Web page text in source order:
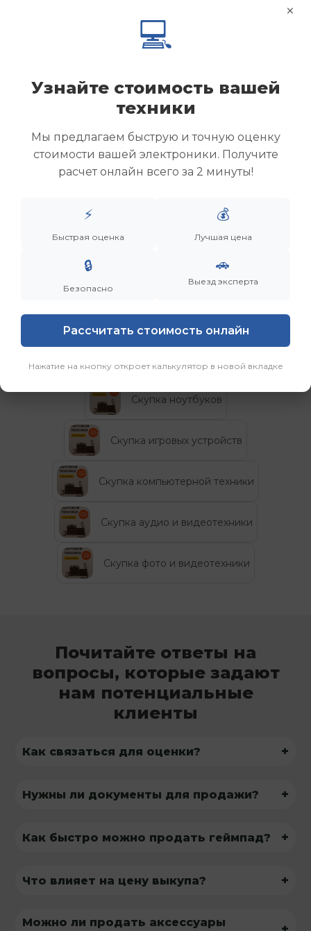
Дронов Матвей Викторович
“Мы не скупаем старую технику. Мы даем вещам
вторую жизнь, а их владельцам — новую
возможность.”
Категории
Скупка ноутбуков
Скупка игровых устройств
Скупка компьютерной техники
Скупка аудио и видеотехники
Скупка фото и видеотехники
Почитайте ответы на
вопросы, которые задают
нам потенциальные
клиенты
Как связаться для оценки? +
Нужны ли документы для продажи? +
Как быстро можно продать геймпад? +
Что влияет на цену выкупа? +
Можно ли продать аксессуары
×
💻
Узнайте стоимость вашей
техники
Мы предлагаем быструю и точную оценку
стоимости вашей электроники. Получите
расчет онлайн всего за 2 минуты!
⚡
Быстрая оценка
💰
Лучшая цена
🔒
Безопасно
🚗
Выезд эксперта
Рассчитать стоимость онлайн
Нажатие на кнопку откроет калькулятор в новой вкладке